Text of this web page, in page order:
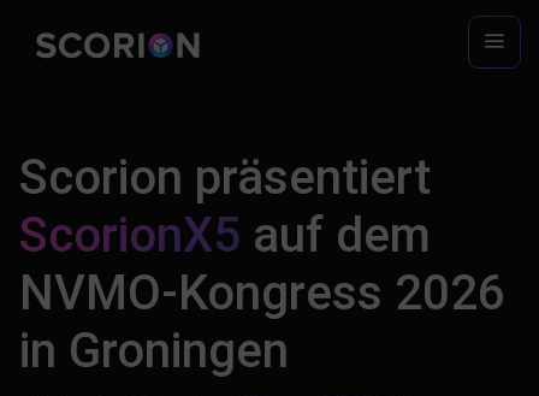
Inhalt
Scorion präsentiert
ScorionX5 auf dem
NVMO-Kongress 2026
in Groningen